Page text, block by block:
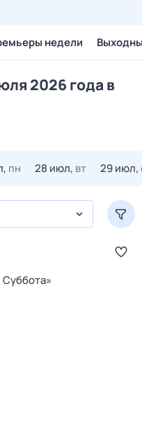
недели
2026 года в
пн 28 июл, вт 29 июл,